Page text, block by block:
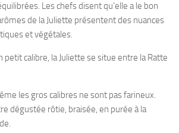
Les chefs disent qu’elle a le bon
de la Juliette présentent des nuances
et végétales.
petit calibre, la Juliette se situe entre la Ratte
les gros calibres ne sont pas farineux.
dégustée rôtie, braisée, en purée à la